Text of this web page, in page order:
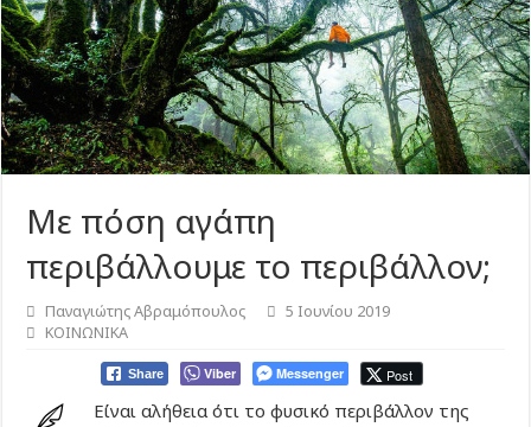
Με πόση αγάπη
περιβάλλουμε το περιβάλλον;
Παναγιώτης Αβραμόπουλος
5 Ιουνίου 2019
ΚΟΙΝΩΝΙΚΑ
Share Viber Messenger Post
Είναι αλήθεια ότι το φυσικό περιβάλλον της